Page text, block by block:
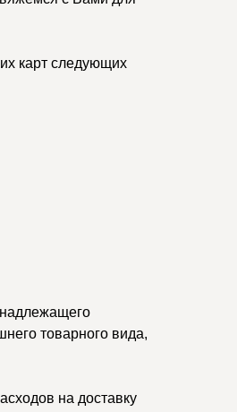
карт следующих
товарного вида,
на доставку